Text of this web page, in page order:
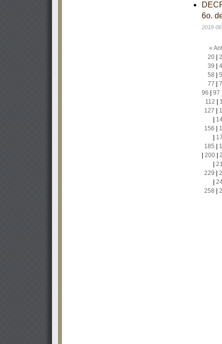
6o.
2018-
«
20|
39
58
77
96
97
112
127
156
185
200|
229
258